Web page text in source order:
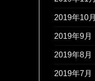
2019年10月
2019年9月
2019年8月
2019年7月